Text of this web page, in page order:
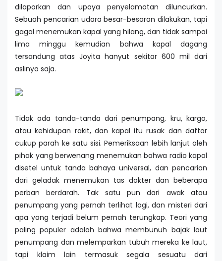
dilaporkan dan upaya penyelamatan diluncurkan.
Sebuah pencarian udara besar-besaran dilakukan, tapi
gagal menemukan kapal yang hilang, dan tidak sampai
lima minggu kemudian bahwa kapal dagang
tersandung atas Joyita hanyut sekitar 600 mil dari
aslinya saja.
Tidak ada tanda-tanda dari penumpang, kru, kargo,
atau kehidupan rakit, dan kapal itu rusak dan daftar
cukup parah ke satu sisi. Pemeriksaan lebih lanjut oleh
pihak yang berwenang menemukan bahwa radio kapal
disetel untuk tanda bahaya universal, dan pencarian
dari geladak menemukan tas dokter dan beberapa
perban berdarah. Tak satu pun dari awak atau
penumpang yang pernah terlihat lagi, dan misteri dari
apa yang terjadi belum pernah terungkap. Teori yang
paling populer adalah bahwa membunuh bajak laut
penumpang dan melemparkan tubuh mereka ke laut,
tapi klaim lain termasuk segala sesuatu dari